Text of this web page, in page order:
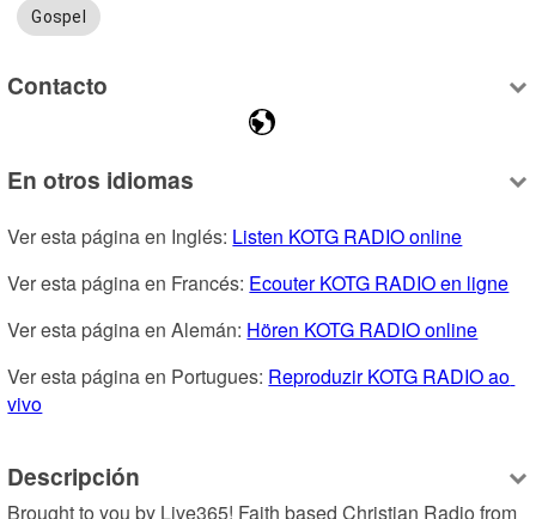
Gospel
Contacto
En otros idiomas
Ver esta página en Inglés: Listen KOTG RADIO online
Ver esta página en Francés: Ecouter KOTG RADIO en ligne
Ver esta página en Alemán: Hören KOTG RADIO online
Ver esta página en Portugues: Reproduzir KOTG RADIO ao
vivo
Descripción
Brought to you by Live365! Faith based Christian Radio from